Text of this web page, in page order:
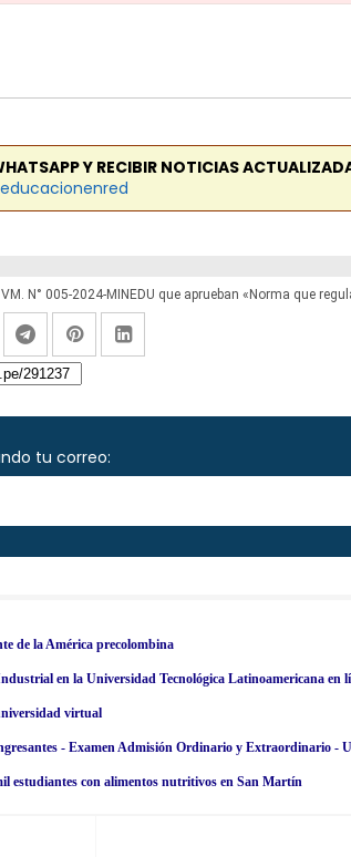
Y RECIBIR NOTICIAS
tu correo:
de la América precolombina
en la Universidad Tecnológica Latinoamericana en
virtual
estudiantes con alimentos nutritivos en San Martín